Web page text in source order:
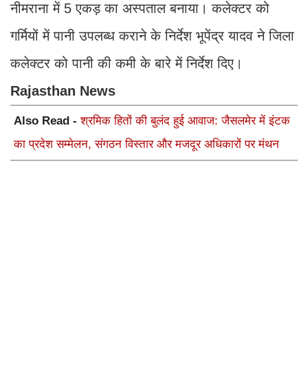
नीमराना में 5 एकड़ का अस्पताल बनाया। कलेक्टर को
गर्मियों में पानी उपलब्ध कराने के निर्देश भूपेंद्र यादव ने जिला
कलेक्टर को पानी की कमी के बारे में निर्देश दिए।
Rajasthan News
Also Read -श्रमिक हितों की बुलंद हुई आवाज: जैसलमेर में इंटक
का प्रदेश सम्मेलन, संगठन विस्तार और मजदूर अधिकारों पर मंथन